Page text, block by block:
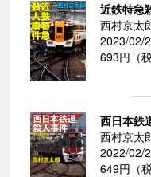
近鉄特急
西村京太
2023/02/
693円（税
西日本鉄
西村京太
2022/02/
649円（税